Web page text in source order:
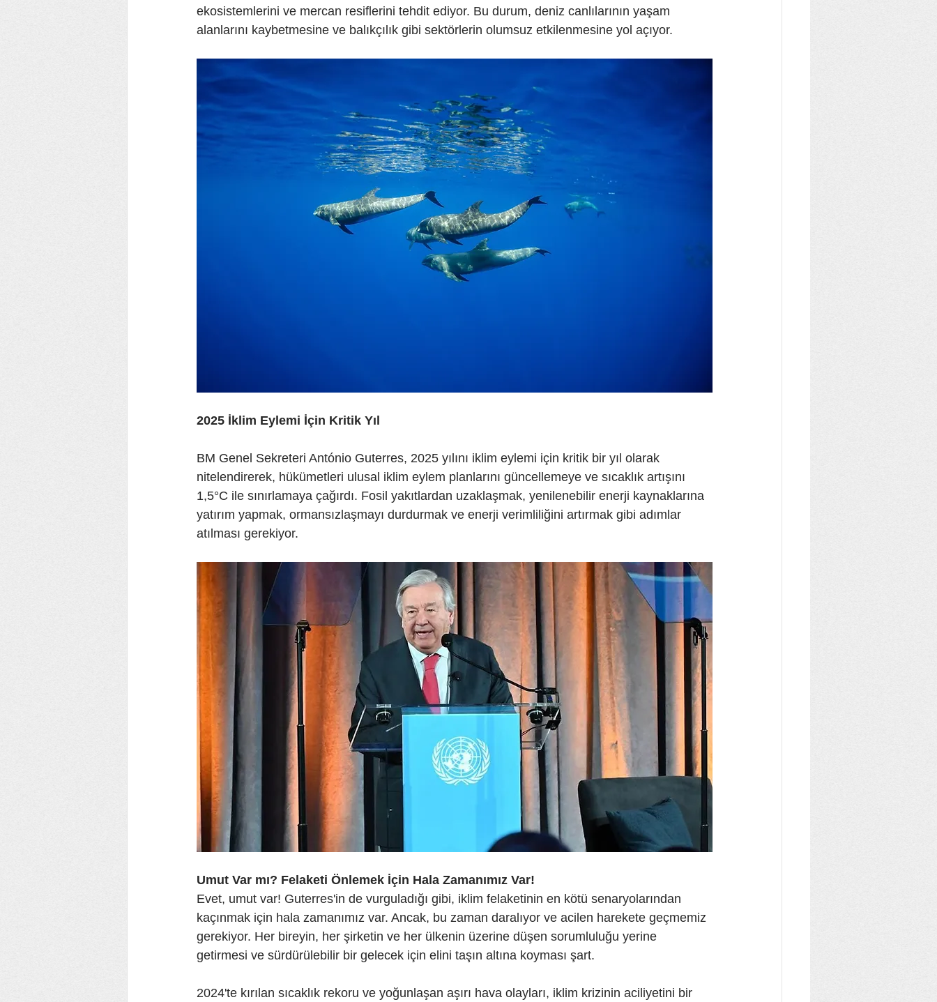
ekosistemlerini ve mercan resiflerini tehdit ediyor. Bu durum, deniz canlılarının yaşam
alanlarını kaybetmesine ve balıkçılık gibi sektörlerin olumsuz etkilenmesine yol açıyor.
2025 İklim Eylemi İçin Kritik Yıl
BM Genel Sekreteri António Guterres, 2025 yılını iklim eylemi için kritik bir yıl olarak
nitelendirerek, hükümetleri ulusal iklim eylem planlarını güncellemeye ve sıcaklık artışını
1,5°C ile sınırlamaya çağırdı. Fosil yakıtlardan uzaklaşmak, yenilenebilir enerji kaynaklarına
yatırım yapmak, ormansızlaşmayı durdurmak ve enerji verimliliğini artırmak gibi adımlar
atılması gerekiyor.
Umut Var mı? Felaketi Önlemek İçin Hala Zamanımız Var!
Evet, umut var! Guterres'in de vurguladığı gibi, iklim felaketinin en kötü senaryolarından
kaçınmak için hala zamanımız var. Ancak, bu zaman daralıyor ve acilen harekete geçmemiz
gerekiyor. Her bireyin, her şirketin ve her ülkenin üzerine düşen sorumluluğu yerine
getirmesi ve sürdürülebilir bir gelecek için elini taşın altına koyması şart.
2024'te kırılan sıcaklık rekoru ve yoğunlaşan aşırı hava olayları, iklim krizinin aciliyetini bir